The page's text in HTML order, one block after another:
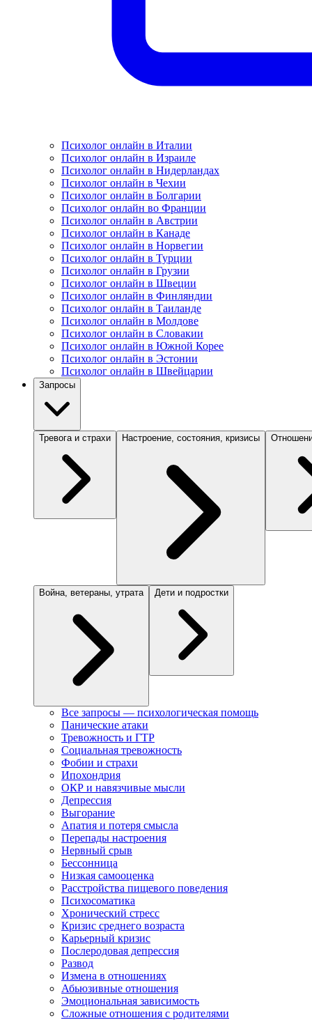
Психолог онлайн в Италии
Психолог онлайн в Израиле
Психолог онлайн в Нидерландах
Психолог онлайн в Чехии
Психолог онлайн в Болгарии
Психолог онлайн во Франции
Психолог онлайн в Австрии
Психолог онлайн в Канаде
Психолог онлайн в Норвегии
Психолог онлайн в Турции
Психолог онлайн в Грузии
Психолог онлайн в Швеции
Психолог онлайн в Финляндии
Психолог онлайн в Таиланде
Психолог онлайн в Молдове
Психолог онлайн в Словакии
Психолог онлайн в Южной Корее
Психолог онлайн в Эстонии
Психолог онлайн в Швейцарии
Запросы
Тревога и страхи Настроение, состояния, кризисы
Война, ветераны, утрата Дети и подростки
Все запросы — психологическая помощь
Панические атаки
Тревожность и ГТР
Социальная тревожность
Фобии и страхи
Ипохондрия
ОКР и навязчивые мысли
Депрессия
Выгорание
Апатия и потеря смысла
Перепады настроения
Нервный срыв
Бессонница
Низкая самооценка
Расстройства пищевого поведения
Психосоматика
Хронический стресс
Кризис среднего возраста
Карьерный кризис
Послеродовая депрессия
Развод
Измена в отношениях
Абьюзивные отношения
Эмоциональная зависимость
Сложные отношения с родителями